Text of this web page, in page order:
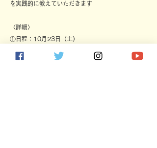
を実践的に教えていただきます
〈詳細〉
①日程：10月23日（土）
②時間：14：00 〜 16：00
③内容：自分も他人も大事にするコミュニケーショ